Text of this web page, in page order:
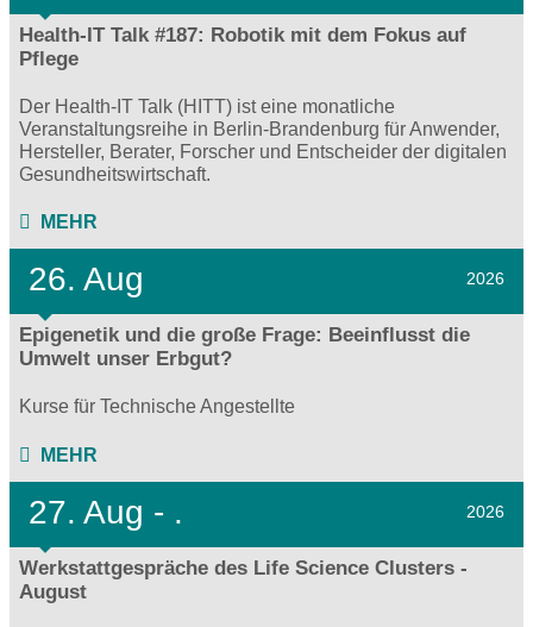
Health-IT Talk #187: Robotik mit dem Fokus auf
Pflege
Der Health-IT Talk (HITT) ist eine monatliche
Veranstaltungsreihe in Berlin-Brandenburg für Anwender,
Hersteller, Berater, Forscher und Entscheider der digitalen
Gesundheitswirtschaft.
MEHR
26. Aug 2026
Epigenetik und die große Frage: Beeinflusst die
Umwelt unser Erbgut?
Kurse für Technische Angestellte
MEHR
27. Aug - . 2026
Werkstattgespräche des Life Science Clusters -
August